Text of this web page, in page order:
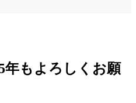
年もよろしくお願